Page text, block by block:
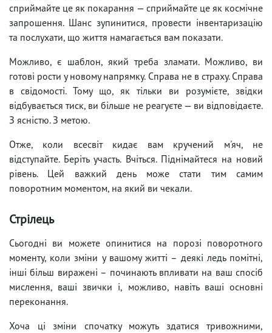
сприймайте це як покарання — сприймайте це як космічне
запрошення. Шанс зупинитися, провести інвентаризацію
та послухати, що життя намагається вам показати.
Можливо, є шаблон, який треба зламати. Можливо, ви
готові рости у новому напрямку. Справа не в страху. Справа
в свідомості. Тому що, як тільки ви розумієте, звідки
відбувається тиск, ви більше не реагуєте — ви відповідаєте.
З ясністю. З метою.
Отже, коли всесвіт кидає вам кручений м'яч, не
відступайте. Беріть участь. Вчіться. Піднімайтеся на новий
рівень. Цей важкий день може стати тим самим
поворотним моментом, на який ви чекали.
Стрілець
Сьогодні ви можете опинитися на порозі поворотного
моменту, коли зміни у вашому житті – деякі ледь помітні,
інші більш виражені – починають впливати на ваш спосіб
мислення, ваші звички і, можливо, навіть ваші основні
переконання.
Хоча ці зміни спочатку можуть здатися тривожними,